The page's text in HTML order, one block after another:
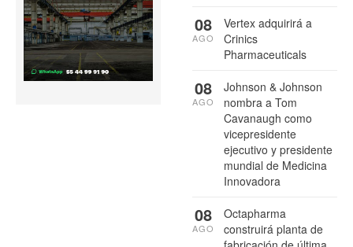
Vertex adquirirá a
Crinics
Pharmaceuticals
08
AGO
Johnson & Johnson
nombra a Tom
Cavanaugh como
vicepresidente
ejecutivo y presidente
mundial de Medicina
Innovadora
08
AGO
Octapharma
construirá planta de
08
AGO